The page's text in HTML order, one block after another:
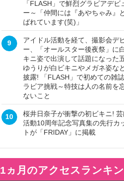
「FLASH」で鮮烈グラビアデビ
ー～「仲間には『あやちゃみ』
ばれています(笑)」
9
アイドル活動を経て、撮影会デ
ー、「オールスター後夜祭」に
キニ姿で出演して話題になった
ゆうりが白ビキニやメガネ姿な
披露! 「FLASH」で初めての雑
ラビア挑戦～特技は人の名前を
ないこと
10
桜井日奈子が衝撃の初ビキニ!
活動10周年記念写真集の先行カ
トが「FRIDAY」に掲載
1ヵ月のアクセスランキ